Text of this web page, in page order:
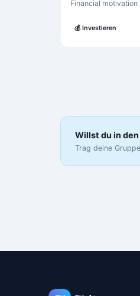
Financial
💰 Investieren
Willst du in
Trag deine